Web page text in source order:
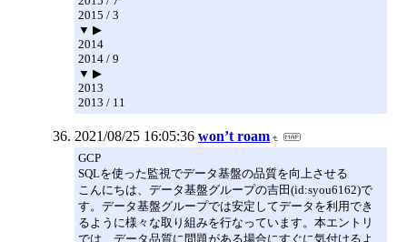
2015 / 3
▼ ▶
2014
2014 / 9
▼ ▶
2013
2013 / 11
2021/08/25 16:05:36 won’t roam
GCP
SQLを使った監視でデータ基盤の品質を向上させる
こんにちは、データ基盤グループの吉田(id:syou6162)で
す。データ基盤グループでは安定してデータを利用でき
るように様々な取り組みを行なっています。本エントリ
では、データ品質に問題がある場合にすぐに気付けるよ